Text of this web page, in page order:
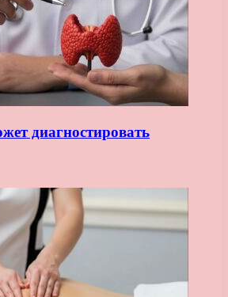
диагностировать